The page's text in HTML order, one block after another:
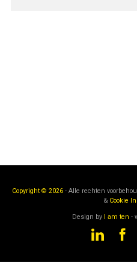
Copyright © 2026 - Alle rechten
& Cookie
Design by I am ten -